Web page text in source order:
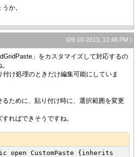
か。
(09-10-2013, 12:48 PM )
」をカスタマイズして対応するの
け処理のときだけ編集可能にしていま
ために、貼り付け時に、選択範囲を変更
ればできそうですね。
open CustomPaste {inherits